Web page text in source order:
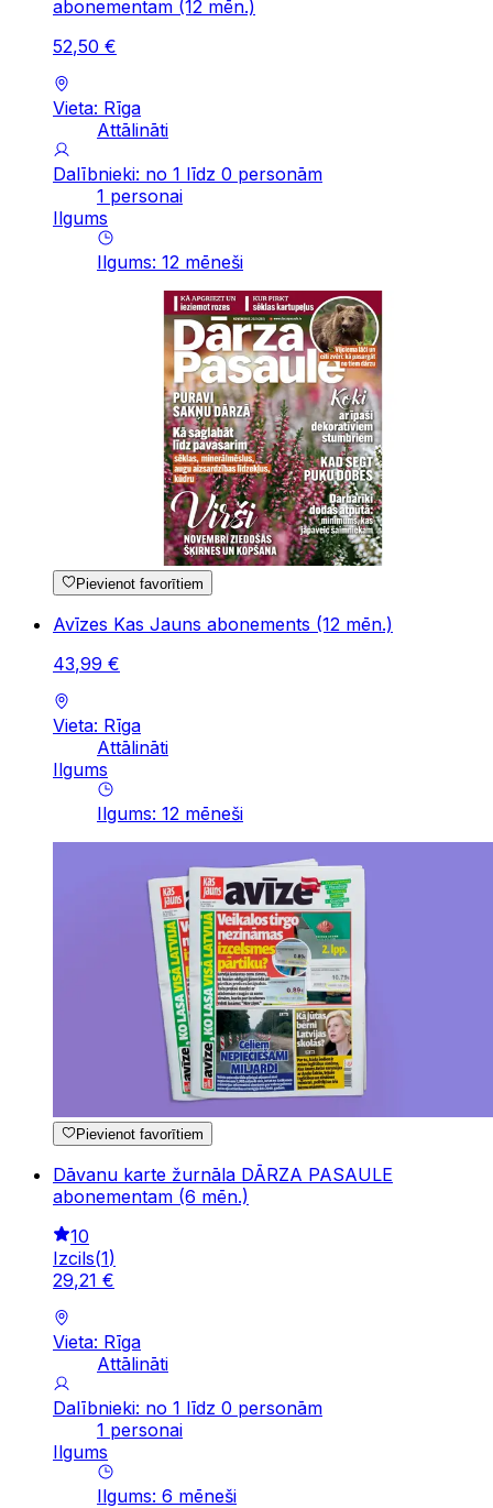
abonementam (12 mēn.)
52,50 €
Vieta: Rīga
Attālināti
Dalībnieki: no 1 līdz 0 personām
1 personai
Ilgums
Ilgums: 12 mēneši
Pievienot favorītiem
Avīzes Kas Jauns abonements (12 mēn.)
43,99 €
Vieta: Rīga
Attālināti
Ilgums
Ilgums: 12 mēneši
Pievienot favorītiem
Dāvanu karte žurnāla DĀRZA PASAULE
abonementam (6 mēn.)
10
Izcils(1)
29,21 €
Vieta: Rīga
Attālināti
Dalībnieki: no 1 līdz 0 personām
1 personai
Ilgums
Ilgums: 6 mēneši